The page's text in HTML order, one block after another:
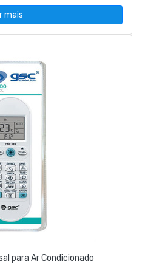
mais
para Ar Condicionado